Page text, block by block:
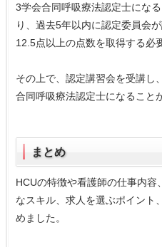
3学会合同呼吸療法認定士にな
り、過去5年以内に認定委員会
12.5点以上の点数を取得する必
その上で、認定講習会を受講し
合同呼吸療法認定士になること
まとめ
HCUの特徴や看護師の仕事内
なスキル、求人を選ぶポイント
めました。